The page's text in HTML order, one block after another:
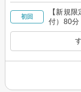
初回
【新規
付）80分